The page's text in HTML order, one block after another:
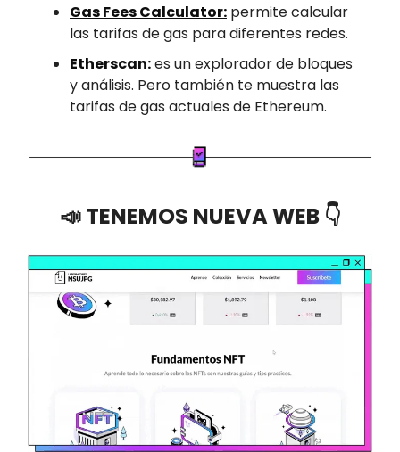
Gas Fees Calculator: permite calcular
las tarifas de gas para diferentes redes.
Etherscan:es un explorador de bloques
y análisis. Pero también te muestra las
tarifas de gas actuales de Ethereum.
📣 TENEMOS NUEVA WEB 👇